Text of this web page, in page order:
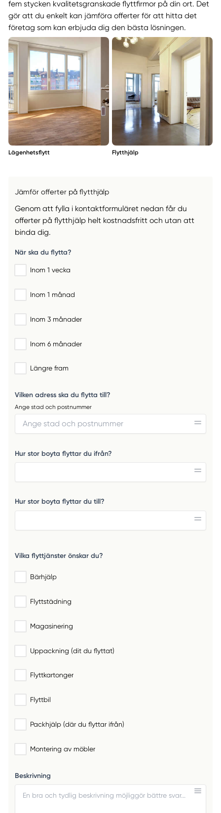
fem stycken kvalitetsgranskade flyttfirmor på din ort. Det
gör att du enkelt kan jämföra offerter för att hitta det
företag som kan erbjuda dig den bästa lösningen.
Lägenhetsflytt Flytthjälp
Jämför offerter på flytthjälp
Genom att fylla i kontaktformuläret nedan får du
offerter på flytthjälp helt kostnadsfritt och utan att
binda dig.
När ska du flytta?
Inom 1 vecka
Inom 1 månad
Inom 3 månader
Inom 6 månader
Längre fram
Vilken adress ska du flytta till?
Ange stad och postnummer
Hur stor boyta flyttar du ifrån?
Hur stor boyta flyttar du till?
Vilka flyttjänster önskar du?
Bärhjälp
Flyttstädning
Magasinering
Uppackning (dit du flyttat)
Flyttkartonger
Flyttbil
Packhjälp (där du flyttar ifrån)
Montering av möbler
Beskrivning